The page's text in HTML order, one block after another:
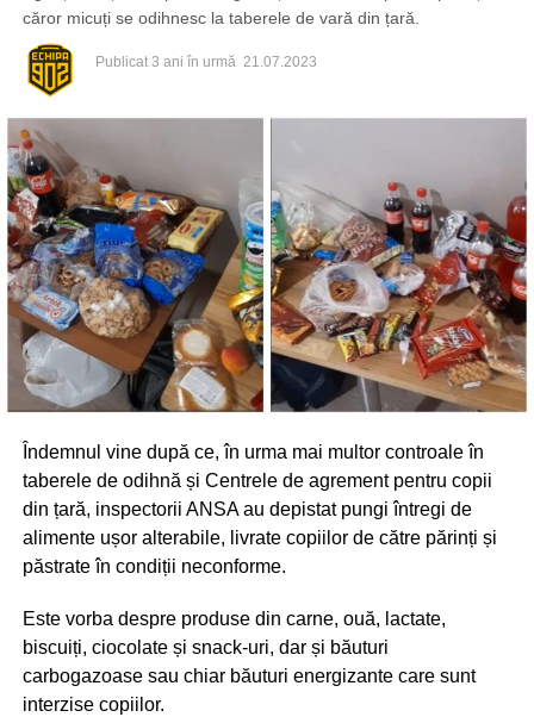
căror micuți se odihnesc la taberele de vară din țară.
Publicat 3 ani în urmă 21.07.2023
Îndemnul vine după ce, în urma mai multor controale în
taberele de odihnă și Centrele de agrement pentru copii
din țară, inspectorii ANSA au depistat pungi întregi de
alimente ușor alterabile, livrate copiilor de către părinți și
păstrate în condiții neconforme.
Este vorba despre produse din carne, ouă, lactate,
biscuiți, ciocolate și snack-uri, dar și băuturi
carbogazoase sau chiar băuturi energizante care sunt
interzise copiilor.